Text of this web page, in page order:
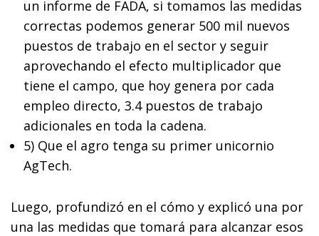
un informe de FADA, si tomamos las medidas
correctas podemos generar 500 mil nuevos
puestos de trabajo en el sector y seguir
aprovechando el efecto multiplicador que
tiene el campo, que hoy genera por cada
empleo directo, 3.4 puestos de trabajo
adicionales en toda la cadena.
5) Que el agro tenga su primer unicornio
AgTech.
Luego, profundizó en el cómo y explicó una por
una las medidas que tomará para alcanzar esos